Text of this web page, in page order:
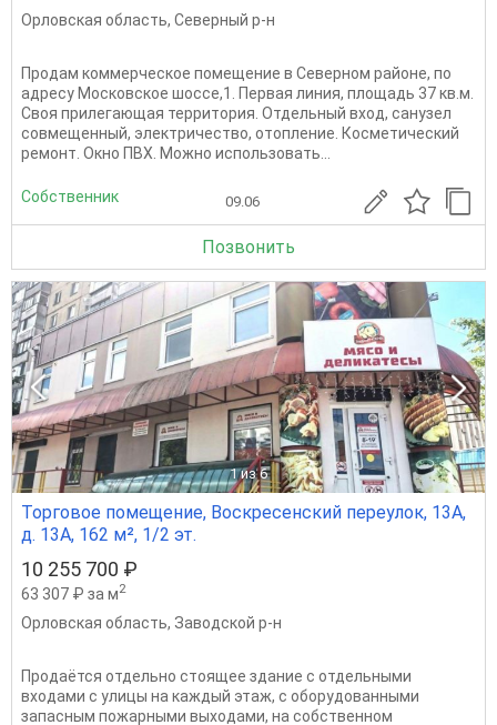
Орловская область, Северный р-н
Продам коммерческое помещение в Северном районе, по
адресу Московское шоссе,1. Первая линия, площадь 37 кв.м.
Своя прилегающая территория. Отдельный вход, санузел
совмещенный, электричество, отопление. Косметический
ремонт. Окно ПВХ. Можно использовать...
Собственник 09.06
Позвонить
1 из 6
Торговое помещение, Воскресенский переулок, 13А,
д. 13А, 162 м², 1/2 эт.
10 255 700 ₽
63 307 ₽ за м2
Орловская область, Заводской р-н
Продаётся отдельно стоящее здание с отдельными
входами с улицы на каждый этаж, с оборудованными
запасным пожарными выходами, на собственном